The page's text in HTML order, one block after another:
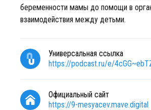
беременности мамы до помощи в
взаимодействия между детьми.
Универсальная ссылка
https://podcast.ru/e/
Официальный сайт
https://9-mesyacev.mave.digital